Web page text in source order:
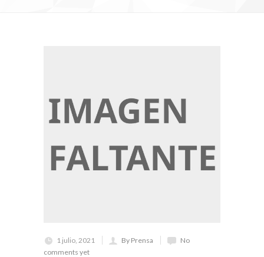
1 julio, 2021 By Prensa
No
comments yet